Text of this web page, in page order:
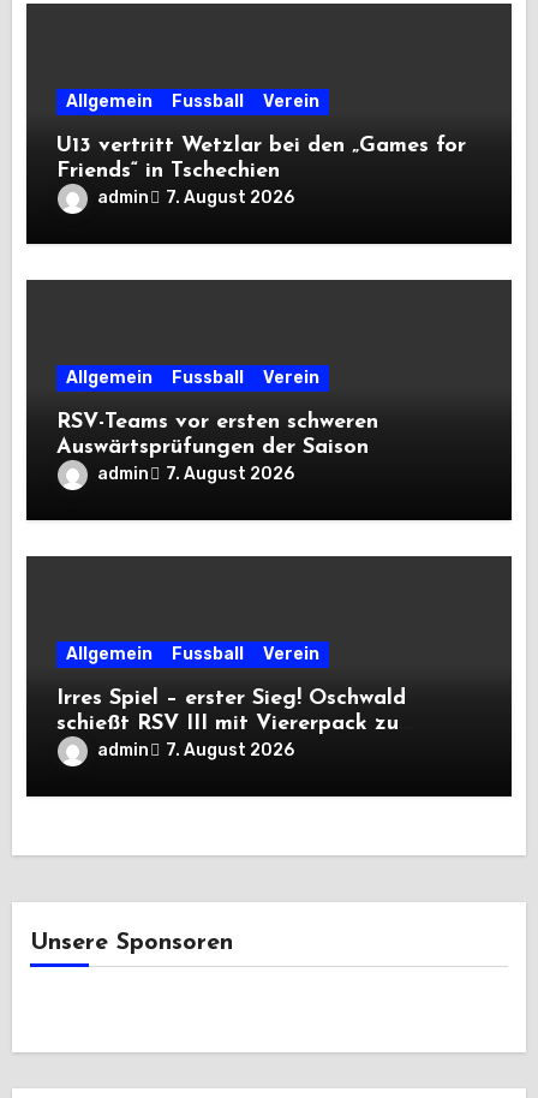
Allgemein Fussball Verein
U13 vertritt Wetzlar bei den „Games for
Friends“ in Tschechien
admin 7. August 2026
Allgemein Fussball Verein
RSV-Teams vor ersten schweren
Auswärtsprüfungen der Saison
admin 7. August 2026
Allgemein Fussball Verein
Irres Spiel – erster Sieg! Oschwald
schießt RSV III mit Viererpack zu
Premiere
admin 7. August 2026
Unsere Sponsoren